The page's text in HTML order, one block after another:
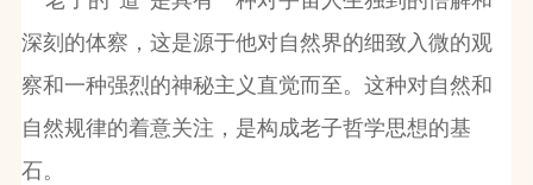
深刻的体察，这是源于他对自然界的细致入微的观
察和一种强烈的神秘主义直觉而至。这种对自然和
自然规律的着意关注，是构成老子哲学思想的基
石。